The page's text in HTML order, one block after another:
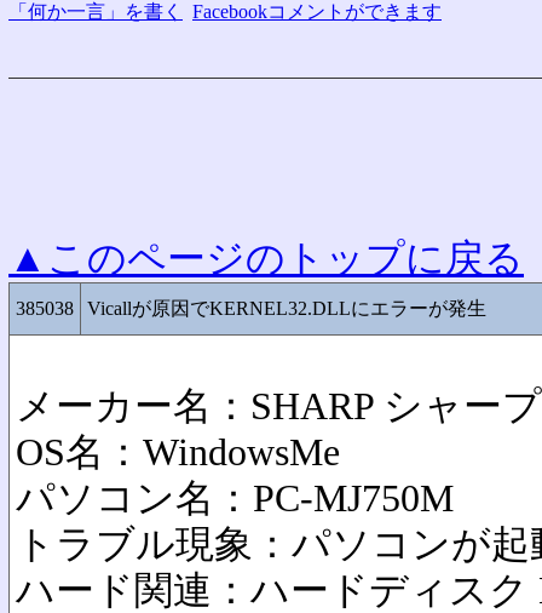
「何か一言」を書く Facebookコメントができます
▲このページのトップに戻る
385038 Vicallが原因でKERNEL32.DLLにエラーが発生
メーカー名：SHARP シャープ
OS名：WindowsMe
パソコン名：PC-MJ750M
トラブル現象：パソコンが
ハード関連：ハードディスク